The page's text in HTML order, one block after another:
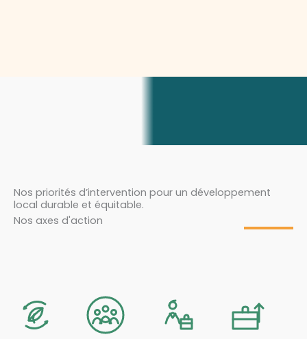
Nos priorités d’intervention pour un développement
local durable et équitable.
Nos axes d'action